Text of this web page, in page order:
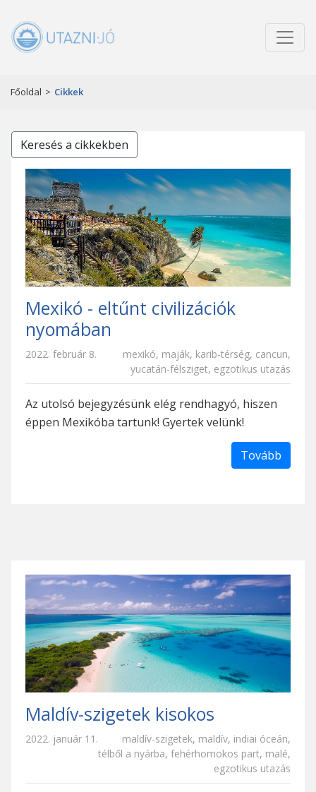
Főoldal > Cikkek
Keresés a cikkekben
Mexikó - eltűnt civilizációk
nyomában
2022. február 8. mexikó, maják, karib-térség, cancun,
yucatán-félsziget, egzotikus utazás
Az utolsó bejegyzésünk elég rendhagyó, hiszen
éppen Mexikóba tartunk! Gyertek velünk!
Tovább
Maldív-szigetek kisokos
2022. január 11. maldív-szigetek, maldív, indiai óceán,
télből a nyárba, fehérhomokos part, malé,
egzotikus utazás